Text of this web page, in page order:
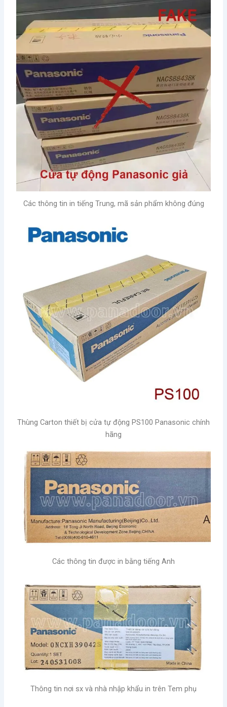
Các thông tin in tiếng Trung, mã sản phẩm không đúng
Thùng Carton thiết bị cửa tự động PS100 Panasonic chính
hãng
Các thông tin được in bằng tiếng Anh
Thông tin nơi sx và nhà nhập khẩu in trên Tem phụ